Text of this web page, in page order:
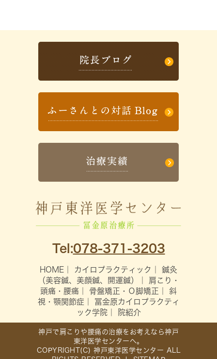
Tel:078-371-3203
HOME カイロプラクティック
鍼灸
（美容鍼、美顔鍼、開運鍼）
肩こり・
頭痛・腰痛
骨盤矯正・Ｏ脚矯正
斜
視・顎関節症
冨金原カイロプラクティ
ック学院｜ 院紹介
神戸で肩こりや腰痛の治療をお考えなら神戸
東洋医学センターへ。
COPYRIGHT(C) 神戸東洋医学センター ALL